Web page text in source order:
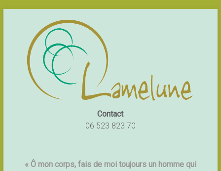
Contact
06 523 823 70
« Ô mon corps, fais de moi toujours un homme qui